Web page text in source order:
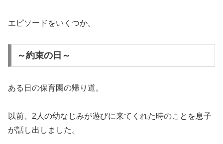
エピソードをいくつか。
～約束の日～
ある日の保育園の帰り道。
以前、2人の幼なじみが遊びに来てくれた時のことを息子
が話し出しました。